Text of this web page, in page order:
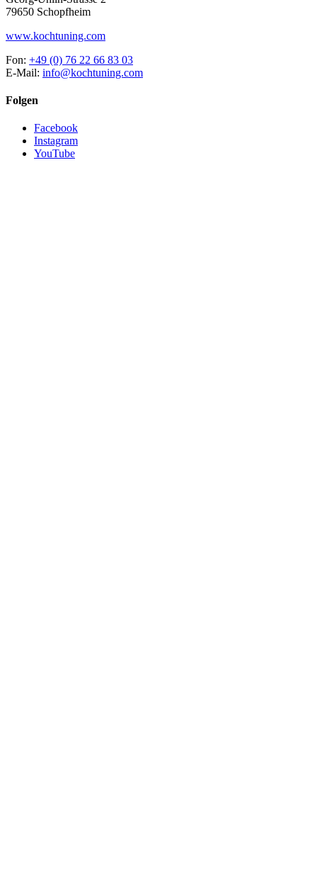
79650 Schopfheim
www.kochtuning.com
Fon: +49 (0) 76 22 66 83 03
E-Mail: info@kochtuning.com
Folgen
Facebook
Instagram
YouTube